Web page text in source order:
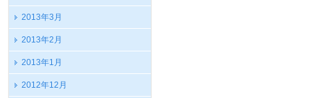
2013年3月
2013年2月
2013年1月
2012年12月